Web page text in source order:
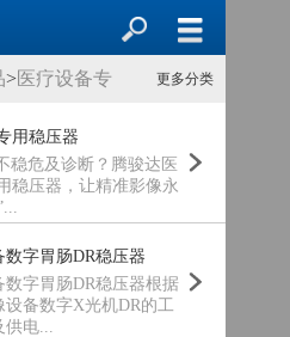
更多分类
>医疗设备专
用稳压器
稳危及诊断？腾骏达医
稳压器，让精准影像永
数字胃肠DR稳压器
数字胃肠DR稳压器根据
设备数字X光机DR的工
供电...